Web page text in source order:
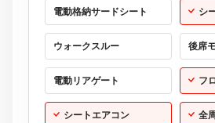
電動格納サードシート シ
ウォークスルー 後席
電動リアゲート フ
シートエアコン 全